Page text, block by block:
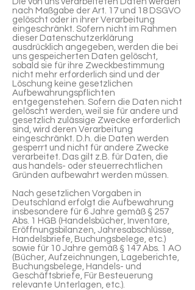
nach Maßgabe der Art. 17 und 18 DSGVO
gelöscht oder in ihrer Verarbeitung
eingeschränkt. Sofern nicht im Rahmen
dieser Datenschutzerklärung
ausdrücklich angegeben, werden die bei
uns gespeicherten Daten gelöscht,
sobald sie für ihre Zweckbestimmung
nicht mehr erforderlich sind und der
Löschung keine gesetzlichen
Aufbewahrungspflichten
entgegenstehen. Sofern die Daten nicht
gelöscht werden, weil sie für andere und
gesetzlich zulässige Zwecke erforderlich
sind, wird deren Verarbeitung
eingeschränkt. D.h. die Daten werden
gesperrt und nicht für andere Zwecke
verarbeitet. Das gilt z.B. für Daten, die
aus handels- oder steuerrechtlichen
Gründen aufbewahrt werden müssen.
Nach gesetzlichen Vorgaben in
Deutschland erfolgt die Aufbewahrung
insbesondere für 6 Jahre gemäß § 257
Abs. 1 HGB (Handelsbücher, Inventare,
Eröffnungsbilanzen, Jahresabschlüsse,
Handelsbriefe, Buchungsbelege, etc.)
sowie für 10 Jahre gemäß § 147 Abs. 1 AO
(Bücher, Aufzeichnungen, Lageberichte,
Buchungsbelege, Handels- und
Geschäftsbriefe, Für Besteuerung
relevante Unterlagen, etc.).